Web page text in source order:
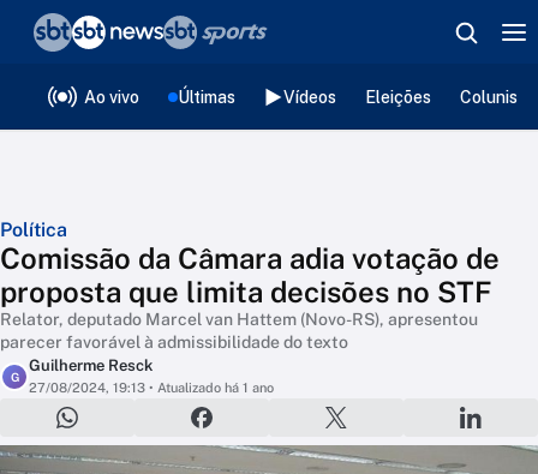
Ao vivo Últimas Vídeos Eleições
Política
Comissão da Câmara adia votação de
proposta que limita decisões no STF
Relator, deputado Marcel van Hattem (Novo-RS), apresentou
parecer favorável à admissibilidade do texto
G
Guilherme Resck
27/08/2024, 19:13 • Atualizado há 1 ano
❮voltar
Editorias